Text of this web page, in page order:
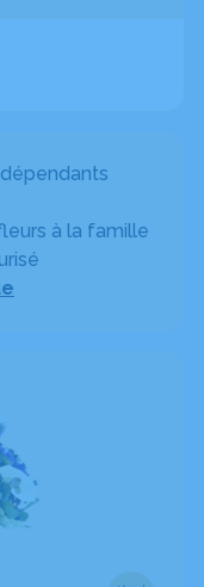
à la famille